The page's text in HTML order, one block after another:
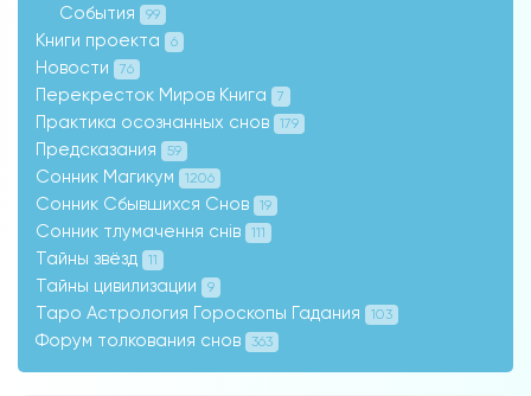
События 99
Книги проекта 6
Новости 76
Перекресток Миров Книга 7
Практика осознанных снов 179
Предсказания 59
Сонник Магикум 1206
Сонник Сбывшихся Снов 19
Сонник тлумачення снів 111
Тайны звёзд 11
Тайны цивилизации 9
Таро Астрология Гороскопы Гадания 103
Форум толкования снов 363